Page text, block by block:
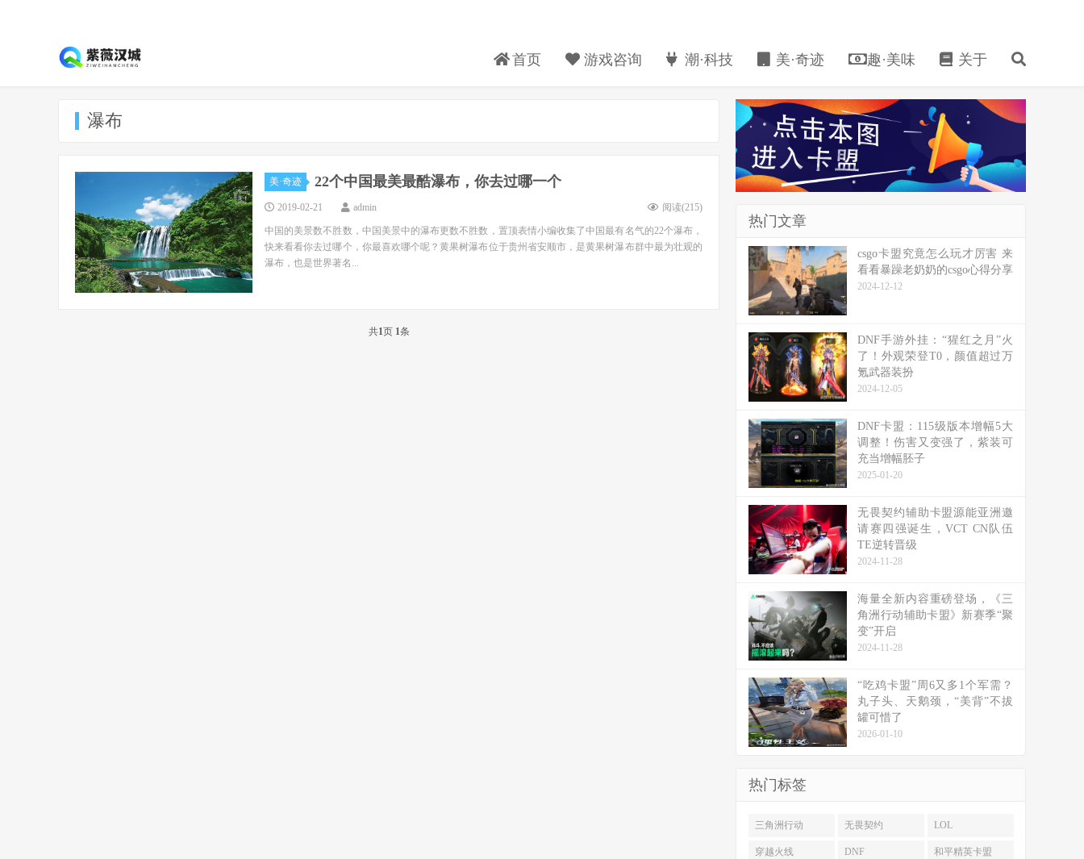
首页 游戏咨询 潮·科技 美·奇迹 趣·美味 关于
瀑布
美·奇迹 22个中国最美最酷瀑布，你去过哪一个
2019-02-21 admin 阅读(215)
中国的美景数不胜数，中国美景中的瀑布更数不胜数，置顶表情小编收集了中国最有名气的22个瀑布，
快来看看你去过哪个，你最喜欢哪个呢？黄果树瀑布位于贵州省安顺市，是黄果树瀑布群中最为壮观的
瀑布，也是世界著名...
共1页 1条
热门文章
csgo卡盟究竟怎么玩才厉害 来
看看暴躁老奶奶的csgo心得分享
2024-12-12
DNF手游外挂：“猩红之月”火
了！外观荣登T0，颜值超过万
氪武器装扮
2024-12-05
DNF卡盟：115级版本增幅5大
调整！伤害又变强了，紫装可
充当增幅胚子
2025-01-20
无畏契约辅助卡盟源能亚洲邀
请赛四强诞生，VCT CN队伍
TE逆转晋级
2024-11-28
海量全新内容重磅登场，《三
角洲行动辅助卡盟》新赛季“聚
变”开启
2024-11-28
“吃鸡卡盟”周6又多1个军需？
丸子头、天鹅颈，“美背”不拔
罐可惜了
2026-01-10
热门标签
三角洲行动 无畏契约 LOL
穿越火线 DNF 和平精英卡盟